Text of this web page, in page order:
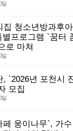
일
집 청소년방과후
프로그램 `꿈터
로 마쳐
일
, `2026년 포천시
모집
일
웅이나무`, 가수